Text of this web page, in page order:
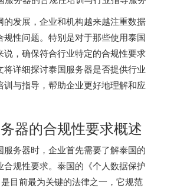
的发展，企业和机构越来越注重数据
规性问题。特别是对于那些使用泰国
说，确保符合行业特定的合规性要求
将详细探讨泰国服务器是否提供行业
训与指导，帮助企业更好地理解和应
器的合规性要求概述
服务器时，企业首先需要了解泰国的
合规性要求。泰国的《个人数据保护
目前最为关键的法律之一，它规范